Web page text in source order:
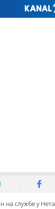
службе у Нетаньяху: так